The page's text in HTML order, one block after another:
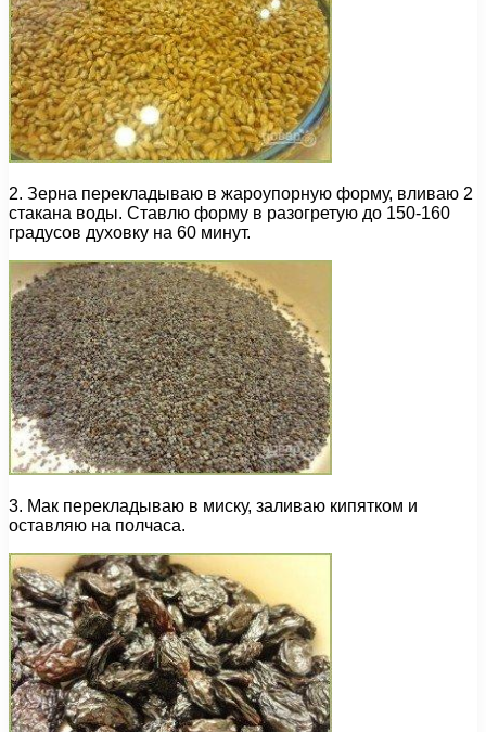
2. Зерна перекладываю в жароупорную форму, вливаю 2
стакана воды. Ставлю форму в разогретую до 150-160
градусов духовку на 60 минут.
3. Мак перекладываю в миску, заливаю кипятком и
оставляю на полчаса.